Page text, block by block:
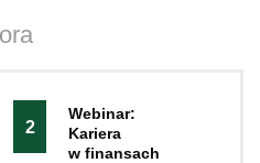
2
Webinar:
Kariera
w finansach